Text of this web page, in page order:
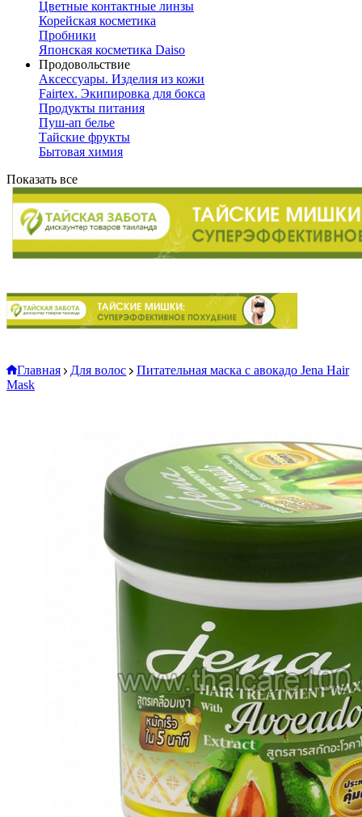
Цветные контактные линзы
Корейская косметика
Пробники
Японская косметика Daiso
Продовольствие
Аксессуары. Изделия из кожи
Fairtex. Экипировка для бокса
Продукты питания
Пуш-ап белье
Тайские фрукты
Бытовая химия
Показать все
Главная Для волос
Питательная маска с авокадо Jena Hair
Mask